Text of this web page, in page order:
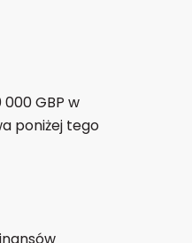
GBP w
poniżej tego